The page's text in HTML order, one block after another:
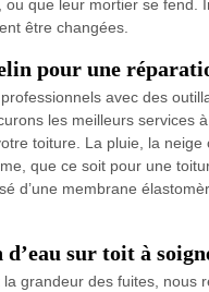
ou que leur mortier se fend.
être changées.
pour une
avec des
les meilleurs services
toiture. La pluie, la
que ce soit pour une
d’une membrane
sur toit à
grandeur des fuites, nous